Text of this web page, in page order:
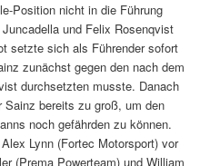
Position nicht in die Führung
und Felix Rosenqvist
setzte sich als Führender sofort
zunächst gegen den nach dem
durchsetzten musste. Danach
Sainz bereits zu groß, um den
noch gefährden zu können.
Lynn (Fortec Motorsport) vor
(Prema Powerteam) und William